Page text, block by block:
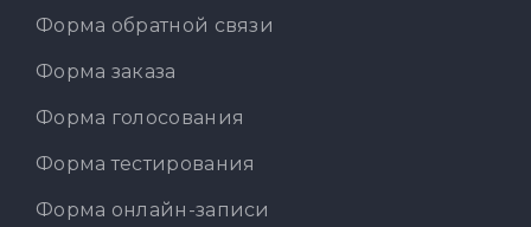
Форма обратной связи
Форма заказа
Форма голосования
Форма тестирования
Форма онлайн-записи